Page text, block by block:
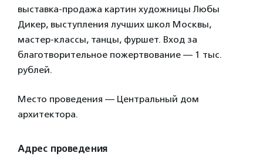
выставка-продажа картин художницы Любы
Дикер, выступления лучших школ Москвы,
мастер-классы, танцы, фуршет. Вход за
благотворительное пожертвование — 1 тыс.
рублей.
Место проведения — Центральный дом
архитектора.
Адрес проведения